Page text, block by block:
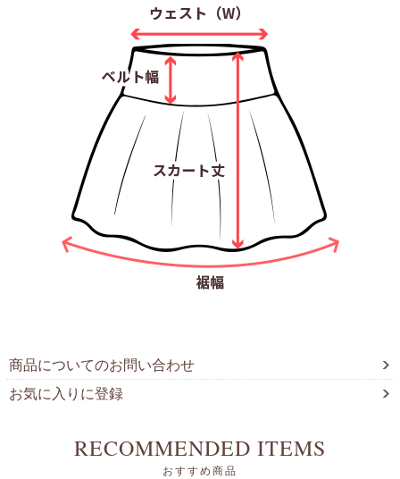
商品についてのお問い合わせ
お気に入りに登録
RECOMMENDED ITEMS
おすすめ商品